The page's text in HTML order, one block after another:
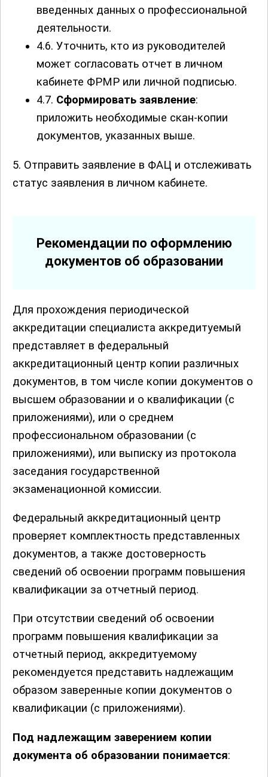
введенных данных о профессиональной
деятельности.
4.6. Уточнить, кто из руководителей
может согласовать отчет в личном
кабинете ФРМР или личной подписью.
4.7. Сформировать заявление:
приложить необходимые скан-копии
документов, указанных выше.
5. Отправить заявление в ФАЦ и отслеживать
статус заявления в личном кабинете.
Рекомендации по оформлению
документов об образовании
Для прохождения периодической
аккредитации специалиста аккредитуемый
представляет в федеральный
аккредитационный центр копии различных
документов, в том числе копии документов о
высшем образовании и о квалификации (с
приложениями), или о среднем
профессиональном образовании (с
приложениями), или выписку из протокола
заседания государственной
экзаменационной комиссии.
Федеральный аккредитационный центр
проверяет комплектность представленных
документов, а также достоверность
сведений об освоении программ повышения
квалификации за отчетный период.
При отсутствии сведений об освоении
программ повышения квалификации за
отчетный период, аккредитуемому
рекомендуется представить надлежащим
образом заверенные копии документов о
квалификации (с приложениями).
Под надлежащим заверением копии
документа об образовании понимается: